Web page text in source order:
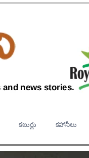
కబుర్లు కహానీలు